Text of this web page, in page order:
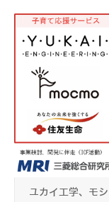
ユカイ工学、モ